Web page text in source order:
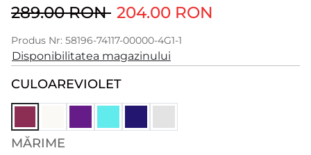
289.00 RON 204.00 RON
Produs Nr: 58196-74117-00000-4G1-1
Disponibilitatea magazinului
CULOAREVIOLET
MĂRIME